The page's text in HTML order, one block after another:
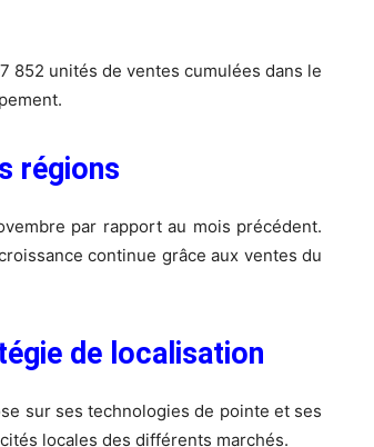
852 unités de ventes cumulées dans le
régions
par rapport au mois précédent.
continue grâce aux ventes du
de localisation
sur ses technologies de pointe et ses
locales des différents marchés.